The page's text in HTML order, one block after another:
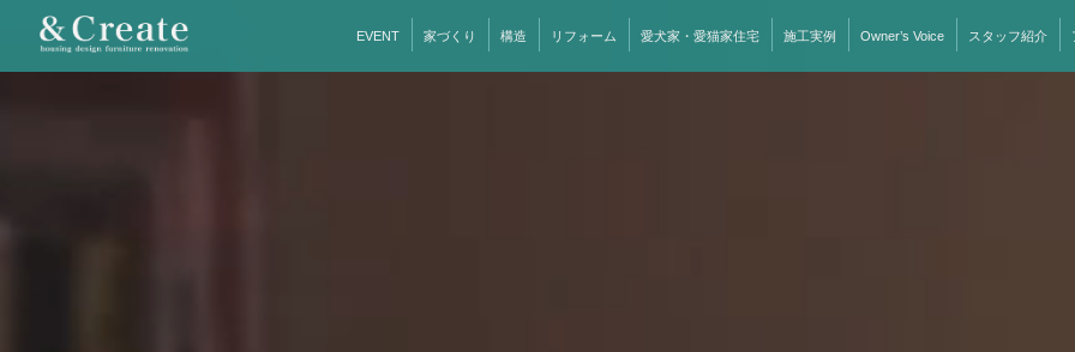
EVENT 家づくり 構造 リフォーム 愛犬家・愛猫家住宅 施工実例 Owner’s Voice スタッフ紹介